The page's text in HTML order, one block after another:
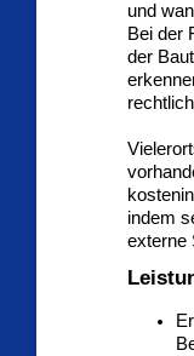
und
Bei der
der
indem
externe